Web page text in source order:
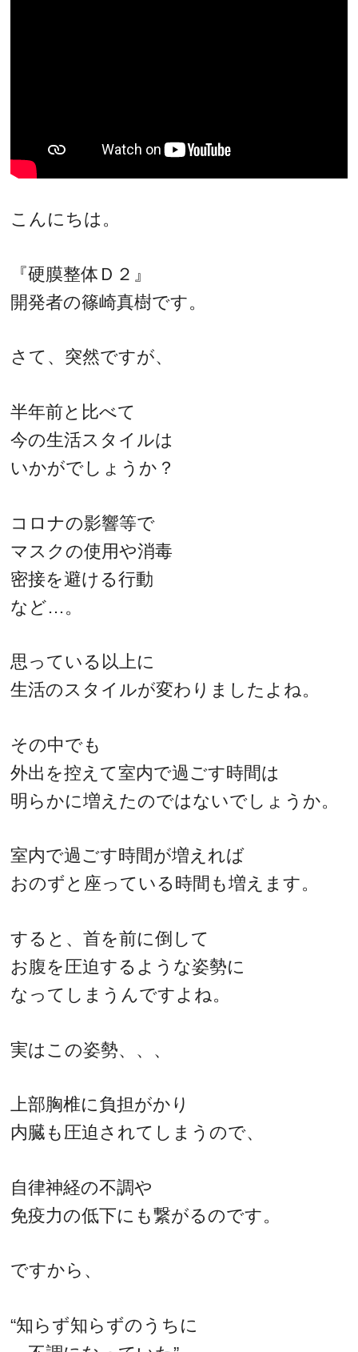
こんにちは。
『硬膜整体Ｄ２』
開発者の篠崎真樹です。
さて、突然ですが、
半年前と比べて
今の生活スタイルは
いかがでしょうか？
コロナの影響等で
マスクの使用や消毒
密接を避ける行動
など…。
思っている以上に
生活のスタイルが変わりましたよね。
その中でも
外出を控えて室内で過ごす時間は
明らかに増えたのではないでしょうか。
室内で過ごす時間が増えれば
おのずと座っている時間も増えます。
すると、首を前に倒して
お腹を圧迫するような姿勢に
なってしまうんですよね。
実はこの姿勢、、、
上部胸椎に負担がかり
内臓も圧迫されてしまうので、
自律神経の不調や
免疫力の低下にも繋がるのです。
ですから、
“知らず知らずのうちに